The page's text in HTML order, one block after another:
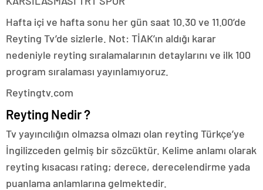
Hafta içi ve hafta sonu her gün saat 10.30 ve 11.00’de
Reyting Tv’de sizlerle. Not: TİAK’ın aldığı karar
nedeniyle reyting sıralamalarının detaylarını ve ilk 100
program sıralaması yayınlamıyoruz.
Reytingtv.com
Reyting Nedir ?
Tv yayıncılığın olmazsa olmazı olan reyting Türkçe’ye
İngilizceden gelmiş bir sözcüktür. Kelime anlamı olarak
reyting kısacası rating; derece, derecelendirme yada
puanlama anlamlarına gelmektedir.